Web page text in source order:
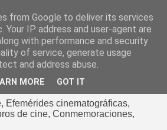
de Jorge
Efemérides cinematográficas,
de cine, Conmemoraciones,
from Google to deliver its services
Your IP address and user-agent are
with performance and security
of service, generate usage
and address abuse.
MORE GOT IT